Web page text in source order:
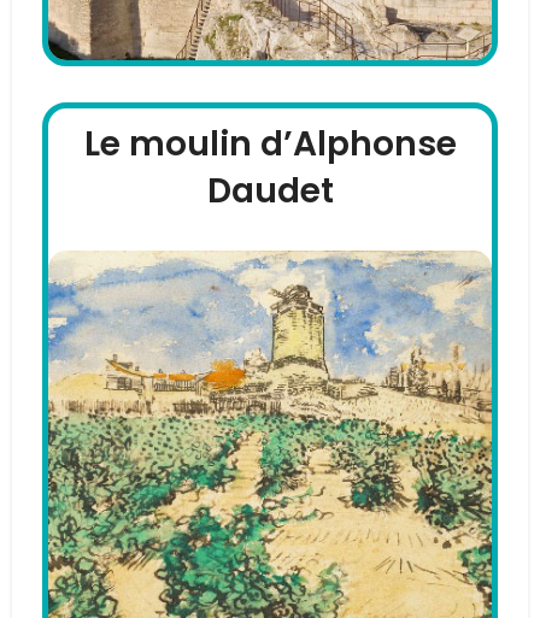
Le moulin d’Alphonse
Daudet